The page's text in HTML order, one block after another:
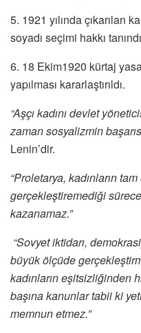
5. 1921 yılında çıkarılan
soyadı seçimi hakkı
6. 18 Ekim1920 kürtaj
yapılması kararlaştırıldı.
“Aşçı kadını devlet
zaman sosyalizmin
Lenin’dir.
“Proletarya, kadınların
gerçekleştiremediği
kazanamaz.”
“Sovyet iktidarı,
büyük ölçüde
kadınların eşitsizliğinden
başına kanunlar tabii ki
memnun etmez.”